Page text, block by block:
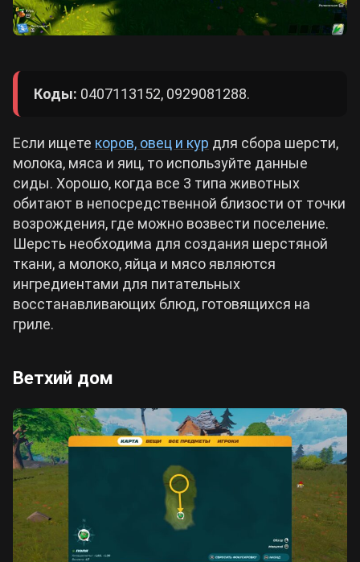
Коды: 0407113152, 0929081288.
Если ищете коров, овец и кур для сбора шерсти,
молока, мяса и яиц, то используйте данные
сиды. Хорошо, когда все 3 типа животных
обитают в непосредственной близости от точки
возрождения, где можно возвести поселение.
Шерсть необходима для создания шерстяной
ткани, а молоко, яйца и мясо являются
ингредиентами для питательных
восстанавливающих блюд, готовящихся на
гриле.
Ветхий дом